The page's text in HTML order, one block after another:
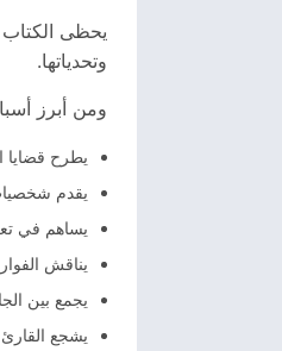
يحظى الكتاب
وتحدياتها.
ومن أبرز
يطرح قضايا
يقدم
يساهم في
يناقش
يجمع بين
يشجع